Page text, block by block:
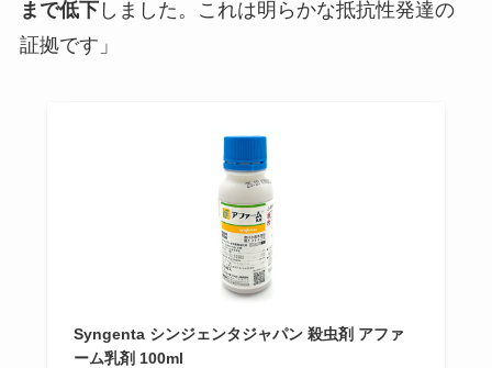
まで低下しました。これは明らかな抵抗性発達の
証拠です」
Syngenta シンジェンタジャパン 殺虫剤 アファ
ーム乳剤 100ml